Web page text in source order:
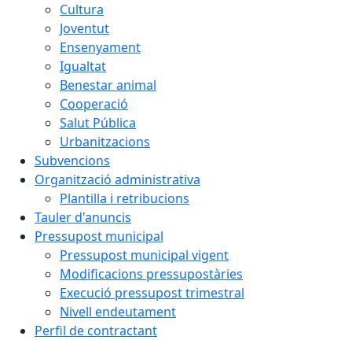
Cultura
Joventut
Ensenyament
Igualtat
Benestar animal
Cooperació
Salut Pública
Urbanitzacions
Subvencions
Organització administrativa
Plantilla i retribucions
Tauler d'anuncis
Pressupost municipal
Pressupost municipal vigent
Modificacions pressupostàries
Execució pressupost trimestral
Nivell endeutament
Perfil de contractant